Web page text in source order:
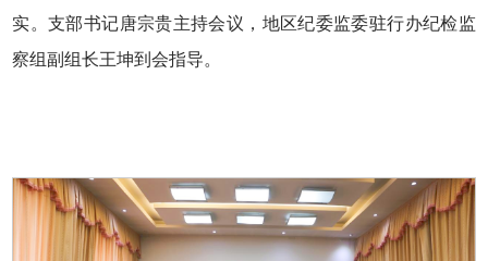
实。支部书记唐宗贵主持会议，地区纪委监委驻行办纪检监
察组副组长王坤到会指导。